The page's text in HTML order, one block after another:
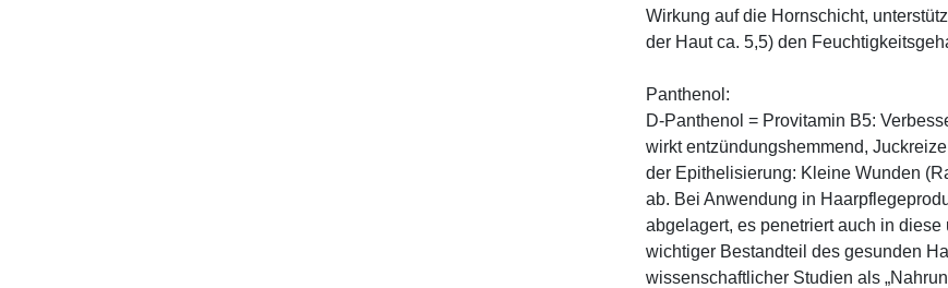
Wirkung auf die Hornschicht,
der Haut ca. 5,5) den
Panthenol:
D-Panthenol = Provitamin B5:
wirkt entzündungshemmend,
der Epithelisierung: Kleine Wunden
ab. Bei Anwendung in
abgelagert, es penetriert auch in
wichtiger Bestandteil des gesunden
wissenschaftlicher Studien als